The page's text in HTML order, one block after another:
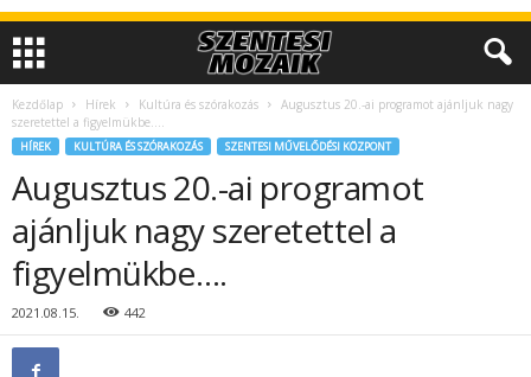
Kezdőlap Hírek Kultúra és szórakozás
Augusztus 20.-ai programot ajánljuk nagy
szeretettel a figyelmükbe….
HÍREK KULTÚRA ÉS SZÓRAKOZÁS SZENTESI MŰVELŐDÉSI KÖZPONT
Augusztus 20.-ai programot
ajánljuk nagy szeretettel a
figyelmükbe….
2021.08.15. 442